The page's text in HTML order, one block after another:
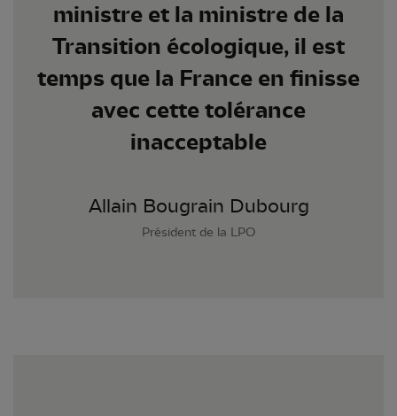
ministre et la ministre de la
Transition écologique, il est
temps que la France en finisse
avec cette tolérance
inacceptable
Allain Bougrain Dubourg
Président de la LPO